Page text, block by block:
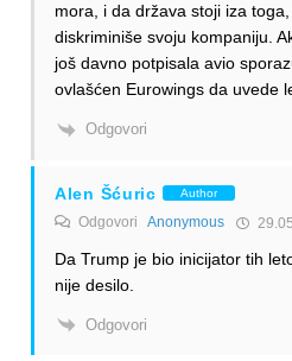
mora, i da država stoji iza
diskriminiše svoju kompaniju.
još davno potpisala avio
ovlašćen Eurowings da uvede
Odgovori
Alen Šćuric Author
Odgovori Anonymous
Da Trump je bio inicijator tih
nije desilo.
Odgovori